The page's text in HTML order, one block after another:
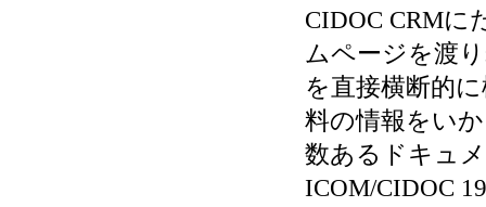
CIDOC CRMに
ムページを渡
を直接横断的
料の情報をい
数あるドキュ
ICOM/CIDOC